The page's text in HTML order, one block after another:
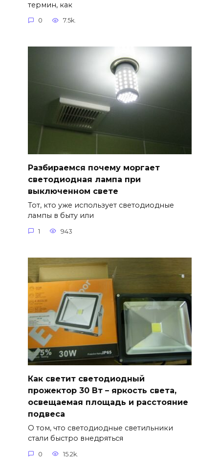
термин, как
0 7.5k.
Разбираемся почему моргает
светодиодная лампа при
выключенном свете
Тот, кто уже использует светодиодные
лампы в быту или
1 943
Как светит светодиодный
прожектор 30 Вт – яркость света,
освещаемая площадь и расстояние
подвеса
О том, что светодиодные светильники
стали быстро внедряться
0 15.2k.